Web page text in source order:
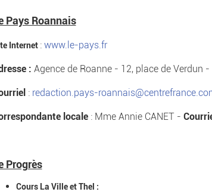
Pays Roannais
Internet : www.le-pays.fr
: Agence de Roanne - 12, place de Verdun
: redaction.pays-
locale: Mme Annie CANET -
Progrès
Cours La Ville et Thel :